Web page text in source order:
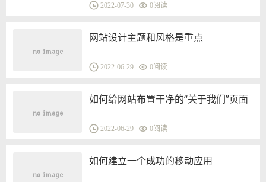
2022-07-30 0阅读
网站设计主题和风格是重点
2022-06-29 0阅读
如何给网站布置干净的“关于我们”页面
2022-06-29 0阅读
如何建立一个成功的移动应用